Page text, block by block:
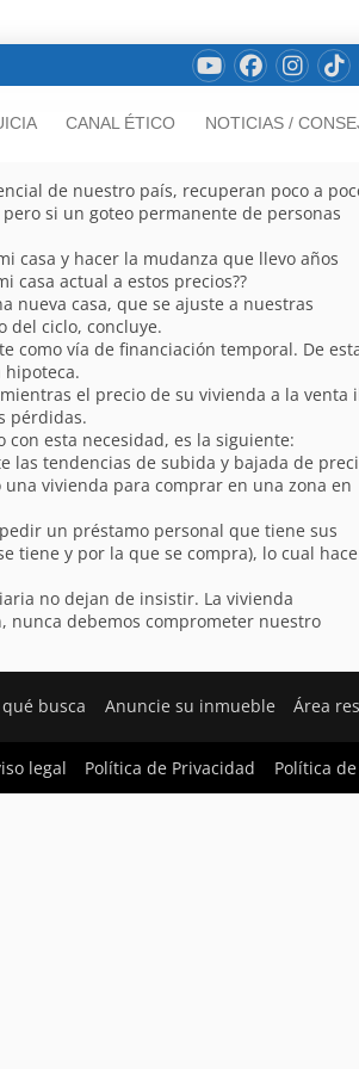
CANAL ÉTICO NOTICIAS /
de nuestro país, recuperan poco a
si un goteo permanente de personas
casa y hacer la mudanza que llevo años
casa actual a estos precios??
nueva casa, que se ajuste a nuestras
del ciclo, concluye.
como vía de financiación temporal. De
hipoteca.
el precio de su vivienda a la venta
pérdidas.
esta necesidad, es la siguiente:
las tendencias de subida y bajada de
vivienda para comprar en una zona en
un préstamo personal que tiene sus
tiene y por la que se compra), lo cual hace
no dejan de insistir. La vivienda
nunca debemos comprometer nuestro
busca Anuncie su inmueble Área
legal Política de Privacidad Política